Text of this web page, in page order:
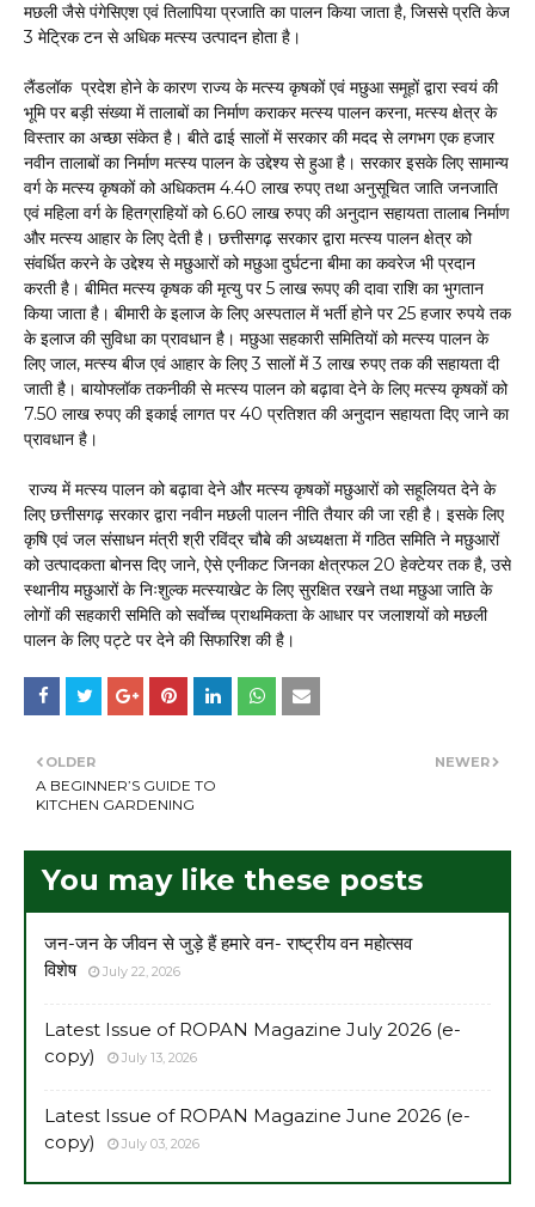
मछली जैसे पंगेसिएश एवं तिलापिया प्रजाति का पालन किया जाता है, जिससे प्रति केज
3 मेट्रिक टन से अधिक मत्स्य उत्पादन होता है।
लैंडलॉक प्रदेश होने के कारण राज्य के मत्स्य कृषकों एवं मछुआ समूहों द्वारा स्वयं की
भूमि पर बड़ी संख्या में तालाबों का निर्माण कराकर मत्स्य पालन करना, मत्स्य क्षेत्र के
विस्तार का अच्छा संकेत है। बीते ढाई सालों में सरकार की मदद से लगभग एक हजार
नवीन तालाबों का निर्माण मत्स्य पालन के उद्देश्य से हुआ है। सरकार इसके लिए सामान्य
वर्ग के मत्स्य कृषकों को अधिकतम 4.40 लाख रुपए तथा अनुसूचित जाति जनजाति
एवं महिला वर्ग के हितग्राहियों को 6.60 लाख रुपए की अनुदान सहायता तालाब निर्माण
और मत्स्य आहार के लिए देती है। छत्तीसगढ़ सरकार द्वारा मत्स्य पालन क्षेत्र को
संवर्धित करने के उद्देश्य से मछुआरों को मछुआ दुर्घटना बीमा का कवरेज भी प्रदान
करती है। बीमित मत्स्य कृषक की मृत्यु पर 5 लाख रूपए की दावा राशि का भुगतान
किया जाता है। बीमारी के इलाज के लिए अस्पताल में भर्ती होने पर 25 हजार रुपये तक
के इलाज की सुविधा का प्रावधान है। मछुआ सहकारी समितियों को मत्स्य पालन के
लिए जाल, मत्स्य बीज एवं आहार के लिए 3 सालों में 3 लाख रुपए तक की सहायता दी
जाती है। बायोफ्लॉक तकनीकी से मत्स्य पालन को बढ़ावा देने के लिए मत्स्य कृषकों को
7.50 लाख रुपए की इकाई लागत पर 40 प्रतिशत की अनुदान सहायता दिए जाने का
प्रावधान है।
राज्य में मत्स्य पालन को बढ़ावा देने और मत्स्य कृषकों मछुआरों को सहूलियत देने के
लिए छत्तीसगढ़ सरकार द्वारा नवीन मछली पालन नीति तैयार की जा रही है। इसके लिए
कृषि एवं जल संसाधन मंत्री श्री रविंद्र चौबे की अध्यक्षता में गठित समिति ने मछुआरों
को उत्पादकता बोनस दिए जाने, ऐसे एनीकट जिनका क्षेत्रफल 20 हेक्टेयर तक है, उसे
स्थानीय मछुआरों के निःशुल्क मत्स्याखेट के लिए सुरक्षित रखने तथा मछुआ जाति के
लोगों की सहकारी समिति को सर्वाेच्च प्राथमिकता के आधार पर जलाशयों को मछली
पालन के लिए पट्टे पर देने की सिफारिश की है।
NEWER
OLDER
A BEGINNER’S GUIDE TO
KITCHEN GARDENING
You may like these posts
जन-जन के जीवन से जुड़े हैं हमारे वन- राष्ट्रीय वन महोत्सव
विशेष
July 22, 2026
Latest Issue of ROPAN Magazine July 2026 (e-
copy)
July 13, 2026
Latest Issue of ROPAN Magazine June 2026 (e-
copy)
July 03, 2026